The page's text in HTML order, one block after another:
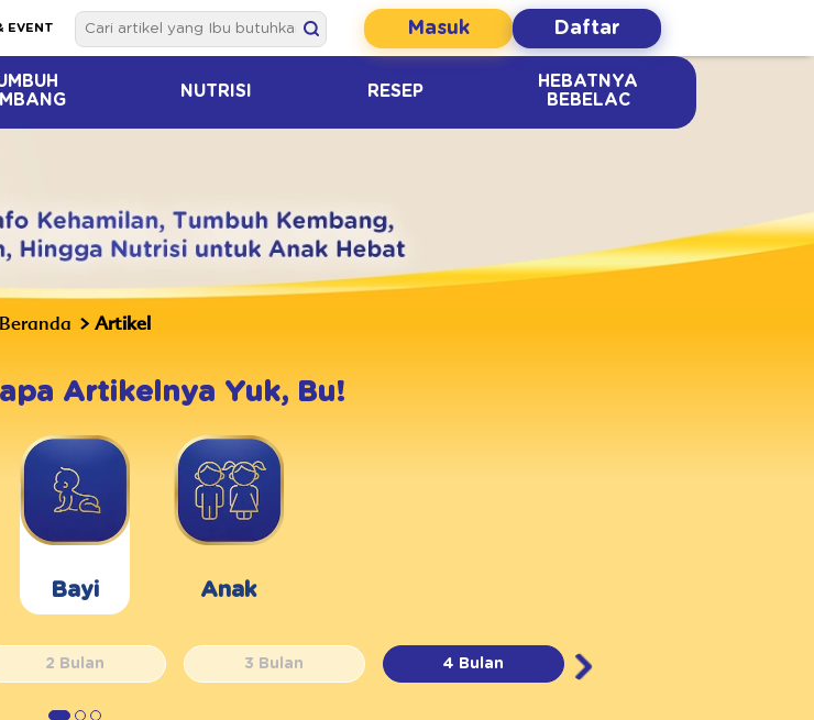
EVENT Masuk Daftar
NUTRISI RESEP
HEBATNYA
BEBELAC
Beranda Artikel
Artikelnya Yuk, Bu!
Bayi Anak
2 Bulan 3 Bulan 4 Bulan